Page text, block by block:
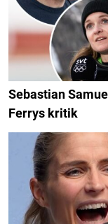
Sebastian
Ferrys kritik